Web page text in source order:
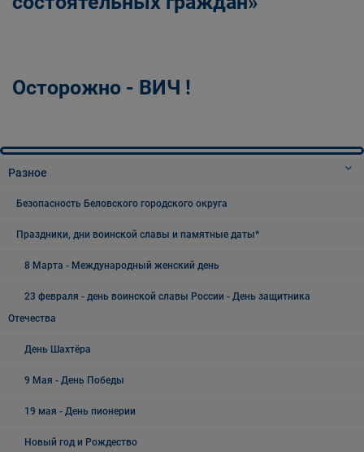
Осторожно - ВИЧ !
Разное
Безопасность Беловского городского округа
Праздники, дни воинской славы и памятные даты*
8 Марта - Международный женский день
23 февраля - день воинской славы России - День защитника
Отечества
День Шахтёра
9 Мая - День Победы
19 мая - День пионерии
Новый год и Рождество